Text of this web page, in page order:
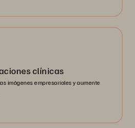
clínicas
imágenes empresariales y aumente